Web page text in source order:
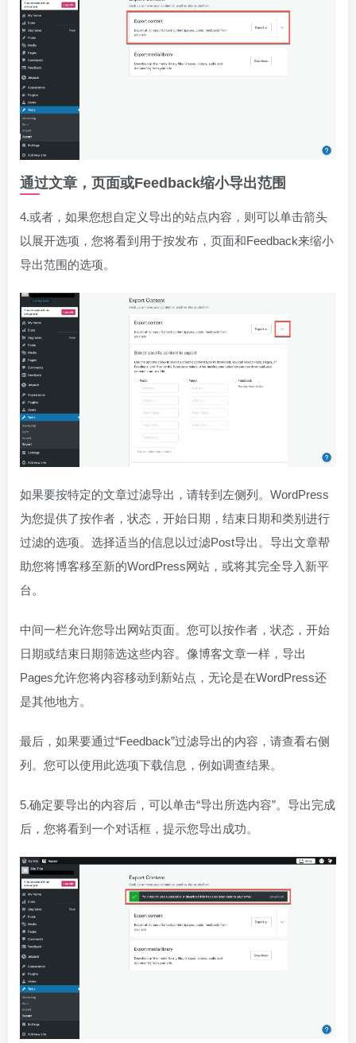
通过文章，页面或Feedback缩小导出范围
4.或者，如果您想自定义导出的站点内容，则可以单击箭头
以展开选项，您将看到用于按发布，页面和Feedback来缩小
导出范围的选项。
如果要按特定的文章过滤导出，请转到左侧列。WordPress
为您提供了按作者，状态，开始日期，结束日期和类别进行
过滤的选项。选择适当的信息以过滤Post导出。导出文章帮
助您将博客移至新的WordPress网站，或将其完全导入新平
台。
中间一栏允许您导出网站页面。您可以按作者，状态，开始
日期或结束日期筛选这些内容。像博客文章一样，导出
Pages允许您将内容移动到新站点，无论是在WordPress还
是其他地方。
最后，如果要通过“Feedback”过滤导出的内容，请查看右侧
列。您可以使用此选项下载信息，例如调查结果。
5.确定要导出的内容后，可以单击“导出所选内容”。导出完成
后，您将看到一个对话框，提示您导出成功。